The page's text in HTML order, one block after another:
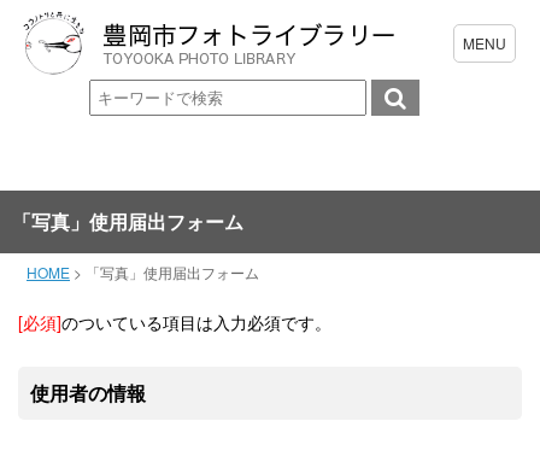
「写真」使用届出フォーム
HOME > 「写真」使用届出フォーム
[必須]のついている項目は入力必須です。
使用者の情報